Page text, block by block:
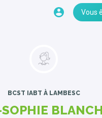
Vous
BCST IABT À LAMBESC